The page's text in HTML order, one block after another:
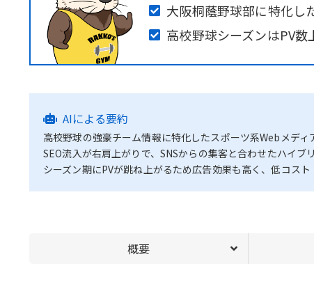
大阪桐蔭野球部に特化し
高校野球シーズンはPV数
AIによる要約
高校野球の強豪チーム情報に特化したスポーツ系Webメディ
SEO流入が右肩上がりで、SNSからの集客と合わせたハイブ
シーズン期にPVが跳ね上がるため広告効果も高く、低コスト
概要